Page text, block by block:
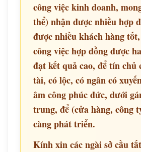
công việc kinh doanh,
thể) nhận được nhiều hợp
được nhiều khách hàng
công việc hợp đồng được
đạt kết quả cao, để tín chủ
tài, có lộc, có ngân có
âm công phúc đức, dưới
trung, để (cửa hàng, công
càng phát triển.
Kính xin các ngài sở cầu